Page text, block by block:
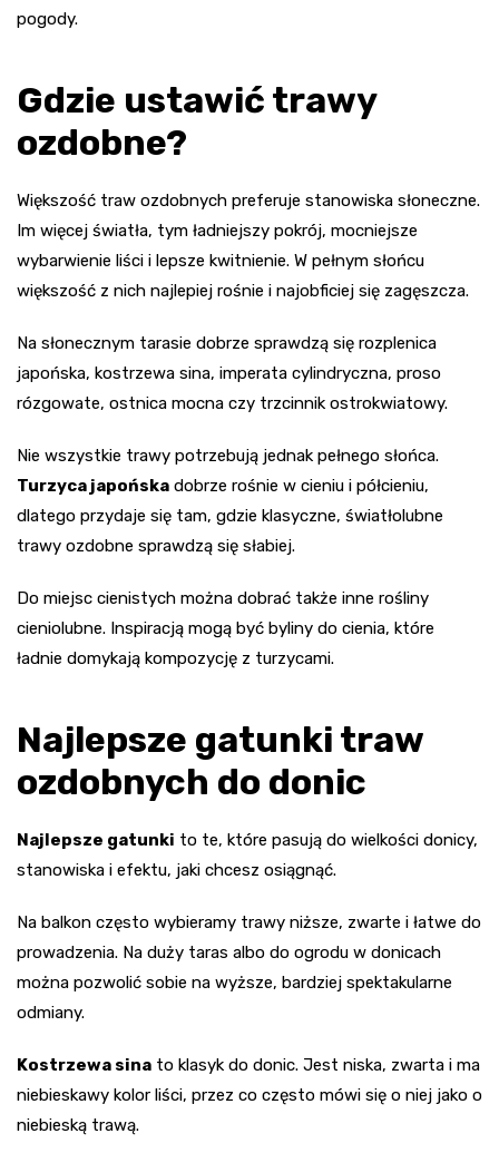
pogody.
Gdzie ustawić trawy
ozdobne?
Większość traw ozdobnych preferuje stanowiska słoneczne.
Im więcej światła, tym ładniejszy pokrój, mocniejsze
wybarwienie liści i lepsze kwitnienie. W pełnym słońcu
większość z nich najlepiej rośnie i najobficiej się zagęszcza.
Na słonecznym tarasie dobrze sprawdzą się rozplenica
japońska, kostrzewa sina, imperata cylindryczna, proso
rózgowate, ostnica mocna czy trzcinnik ostrokwiatowy.
Nie wszystkie trawy potrzebują jednak pełnego słońca.
Turzyca japońska dobrze rośnie w cieniu i półcieniu,
dlatego przydaje się tam, gdzie klasyczne, światłolubne
trawy ozdobne sprawdzą się słabiej.
Do miejsc cienistych można dobrać także inne rośliny
cieniolubne. Inspiracją mogą być byliny do cienia, które
ładnie domykają kompozycję z turzycami.
Najlepsze gatunki traw
ozdobnych do donic
Najlepsze gatunki to te, które pasują do wielkości donicy,
stanowiska i efektu, jaki chcesz osiągnąć.
Na balkon często wybieramy trawy niższe, zwarte i łatwe do
prowadzenia. Na duży taras albo do ogrodu w donicach
można pozwolić sobie na wyższe, bardziej spektakularne
odmiany.
Kostrzewa sina to klasyk do donic. Jest niska, zwarta i ma
niebieskawy kolor liści, przez co często mówi się o niej jako o
niebieską trawą.